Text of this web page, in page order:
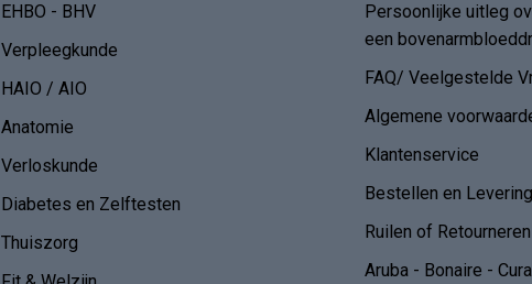
EHBO - BHV
Verpleegkunde
HAIO / AIO
Anatomie
Verloskunde
Diabetes en Zelftesten
Thuiszorg
Persoonlijke uitleg
een
FAQ/ Veelgestelde
Algemene
Klantenservice
Bestellen en
Ruilen of
Aruba - Bonaire -